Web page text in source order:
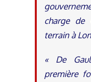
charge de
terrain à
« De
première